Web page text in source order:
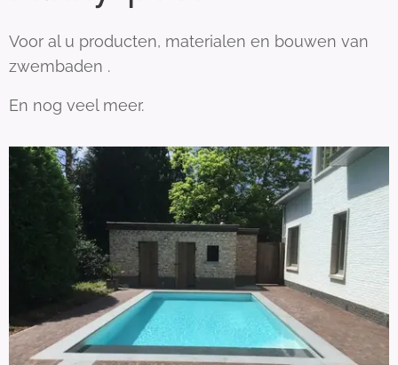
Voor al u producten, materialen en bouwen van
zwembaden .
En nog veel meer.